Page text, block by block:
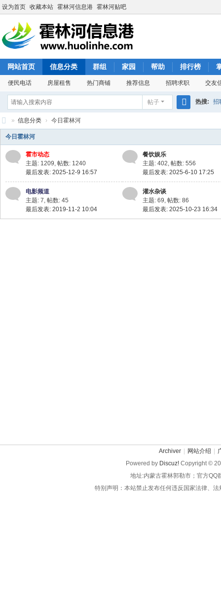
设为首页 收藏本站 霍林河信息港 霍林河贴吧
网站首页 信息分类 群组 家园 帮助 排行榜
便民电话 房屋租售 热门商铺 推荐信息 招聘求职 交友
帖子
索
热搜: 招
霍
河
息
» 信息分类 › 今日霍林河
今日霍林河
霍市动态
主题: 1209, 帖数: 1240
最后发表: 2025-12-9 16:57
餐饮娱乐
主题: 402, 帖数: 556
最后发表: 2025-6-10 17:25
电影频道
主题: 7, 帖数: 45
最后发表: 2019-11-2 10:04
灌水杂谈
主题: 69, 帖数: 86
最后发表: 2025-10-23 16:34
Archiver 网站介绍
Powered by Discuz! Copyright ©
地址:内蒙古霍林郭勒市；官方QQ
特别声明：本站禁止发布任何违反国家法律、